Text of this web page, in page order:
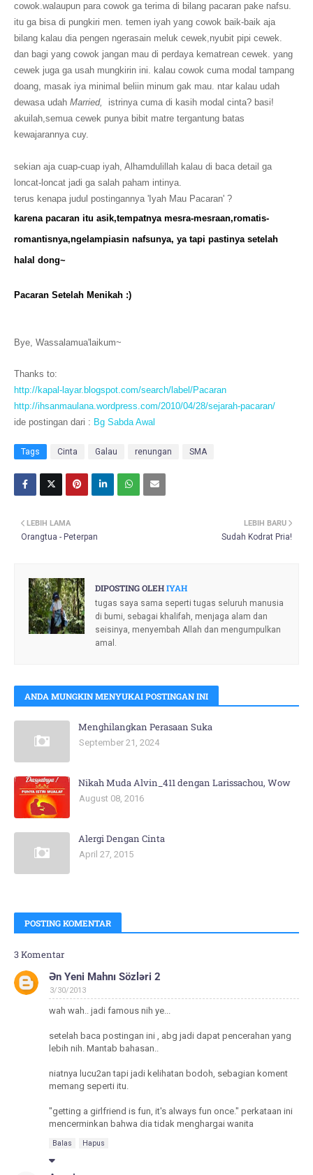
cowok.walaupun para cowok ga terima di bilang pacaran pake nafsu.
itu ga bisa di pungkiri men. temen iyah yang cowok baik-baik aja
bilang kalau dia pengen ngerasain meluk cewek,nyubit pipi cewek.
dan bagi yang cowok jangan mau di perdaya kematrean cewek. yang
cewek juga ga usah mungkirin ini. kalau cowok cuma modal tampang
doang, masak iya minimal beliin minum gak mau. ntar kalau udah
dewasa udah Married, istrinya cuma di kasih modal cinta? basi!
akuilah,semua cewek punya bibit matre tergantung batas
kewajarannya cuy.
sekian aja cuap-cuap iyah, Alhamdulillah kalau di baca detail ga
loncat-loncat jadi ga salah paham intinya.
terus kenapa judul postingannya 'Iyah Mau Pacaran' ?
karena pacaran itu asik,tempatnya mesra-mesraan,romatis-
romantisnya,ngelampiasin nafsunya, ya tapi pastinya setelah
halal dong~
Pacaran Setelah Menikah :)
Bye, Wassalamua'laikum~
Thanks to:
http://kapal-layar.blogspot.com/search/label/Pacaran
http://ihsanmaulana.wordpress.com/2010/04/28/sejarah-pacaran/
ide postingan dari : Bg Sabda Awal
Tags Cinta Galau renungan SMA
LEBIH BARU
Sudah Kodrat Pria!
LEBIH LAMA
Orangtua - Peterpan
DIPOSTING OLEHIYAH
tugas saya sama seperti tugas seluruh manusia
di bumi, sebagai khalifah, menjaga alam dan
seisinya, menyembah Allah dan mengumpulkan
amal.
ANDA MUNGKIN MENYUKAI POSTINGAN INI
Menghilangkan Perasaan Suka
September 21, 2024
Nikah Muda Alvin_411 dengan Larissachou, Wow
August 08, 2016
Alergi Dengan Cinta
April 27, 2015
POSTING KOMENTAR
3 Komentar
Ən Yeni Mahnı Sözləri 2
3/30/2013
wah wah.. jadi famous nih ye...
setelah baca postingan ini , abg jadi dapat pencerahan yang
lebih nih. Mantab bahasan..
niatnya lucu2an tapi jadi kelihatan bodoh, sebagian koment
memang seperti itu.
"getting a girlfriend is fun, it's always fun once." perkataan ini
mencerminkan bahwa dia tidak menghargai wanita
Balas Hapus